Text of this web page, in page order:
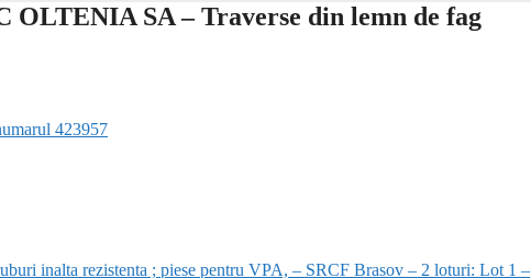
SA – Traverse din lemn de fag
423957
inalta rezistenta ; piese pentru VPA, – SRCF Brasov – 2 loturi: Lot 1 –